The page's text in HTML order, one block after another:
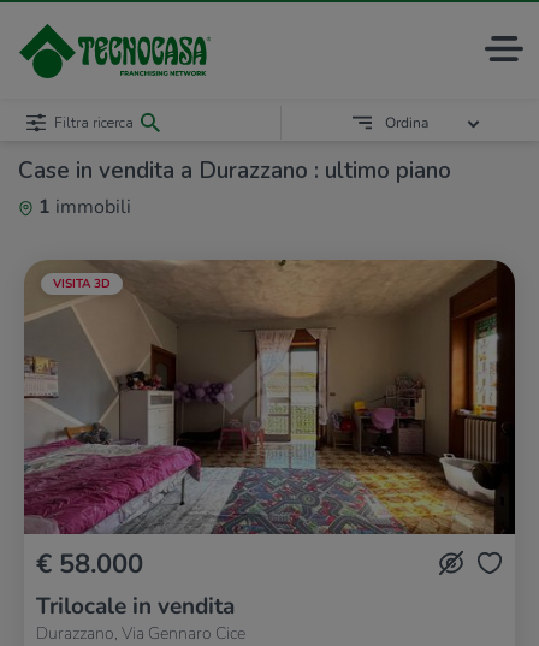
Case in vendita a Durazzano : ultimo piano
1 immobili
Filtra ricerca Ordina
VISITA 3D
€ 58.000
Trilocale in vendita
Durazzano, Via Gennaro Cice